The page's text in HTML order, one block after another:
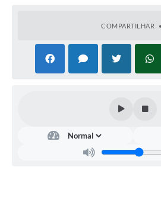
COMPARTILHAR